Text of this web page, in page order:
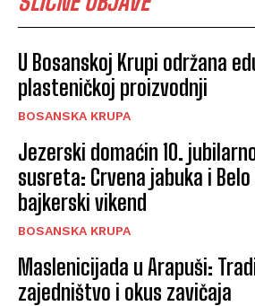
U Bosanskoj Krupi održana
plasteničkoj proizvodnji
BOSANSKA KRUPA
Jezerski domaćin 10.
susreta: Crvena jabuka i
bajkerski vikend
BOSANSKA KRUPA
Maslenicijada u Arapuši:
zajedništvo i okus zavičaja